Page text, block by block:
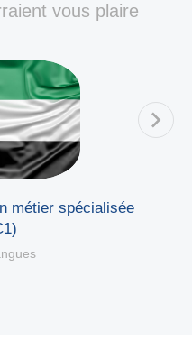
vous plaire
métier spécialisée